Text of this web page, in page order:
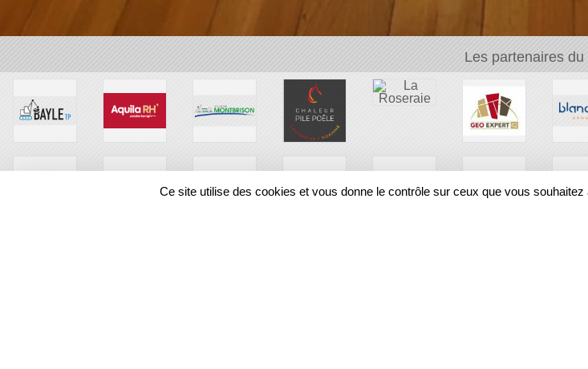
Les partenaires du
Ce site utilise des cookies et vous donne le contrôle sur ceux que vous souhaitez